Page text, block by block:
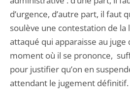
d’urgence, d’autre part, il faut
soulève une contestation de la
attaqué qui apparaisse au juge
moment où il se prononce,
pour justifier qu’on en
attendant le jugement définitif.